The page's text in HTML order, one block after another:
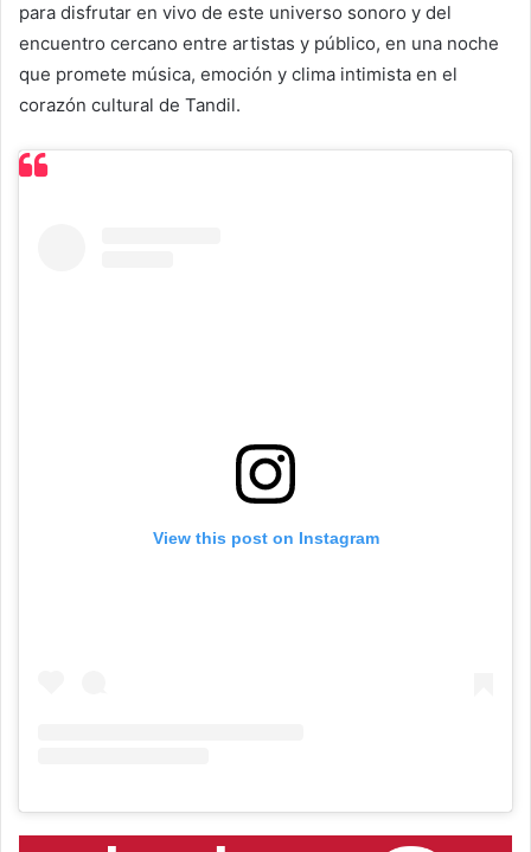
para disfrutar en vivo de este universo sonoro y del
encuentro cercano entre artistas y público, en una noche
que promete música, emoción y clima intimista en el
corazón cultural de Tandil.
View this post on Instagram